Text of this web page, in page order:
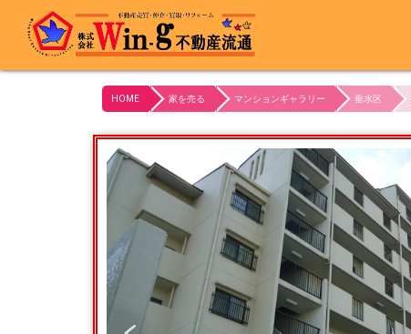
最終更新日:2023/10/21
HOME 家を売る マンションギャラリー 垂水区